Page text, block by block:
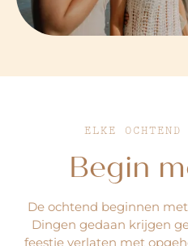
ELKE
Begin
De ochtend beginnen
Dingen gedaan krijgen
feestje verlaten met